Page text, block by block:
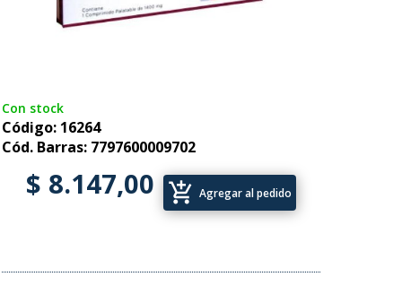
Con stock
Código: 16264
Cód. Barras: 7797600009702
$ 8.147,00 add_shopping_cart Agregar al pedido